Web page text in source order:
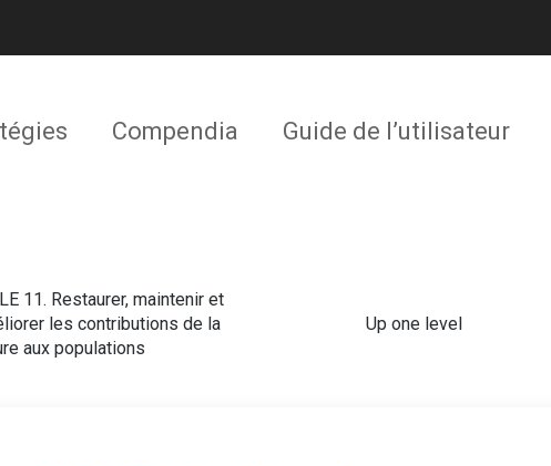
Compendia Guide de l’utilisateur
11. Restaurer, maintenir et
les contributions de la
aux populations
Up one level